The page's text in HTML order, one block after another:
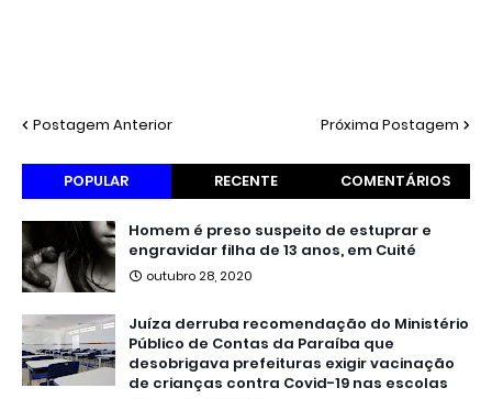
Postagem Anterior Próxima Postagem
POPULAR RECENTE COMENTÁRIOS
Homem é preso suspeito de estuprar e
engravidar filha de 13 anos, em Cuité
outubro 28, 2020
Juíza derruba recomendação do Ministério
Público de Contas da Paraíba que
desobrigava prefeituras exigir vacinação
de crianças contra Covid-19 nas escolas